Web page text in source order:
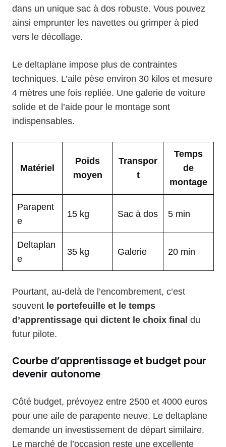
dans un unique sac à dos robuste. Vous pouvez
ainsi emprunter les navettes ou grimper à pied
vers le décollage.
Le deltaplane impose plus de contraintes
techniques. L’aile pèse environ 30 kilos et mesure
4 mètres une fois repliée. Une galerie de voiture
solide et de l’aide pour le montage sont
indispensables.
Matériel
Poids
moyen
Transpor
t
Temps
de
montage
Parapent
e
15 kg Sac à dos 5 min
Deltaplan
e
35 kg Galerie 20 min
Pourtant, au-delà de l’encombrement, c’est
souvent le portefeuille et le temps
d’apprentissage qui dictent le choix final du
futur pilote.
Courbe d’apprentissage et budget pour
devenir autonome
Côté budget, prévoyez entre 2500 et 4000 euros
pour une aile de parapente neuve. Le deltaplane
demande un investissement de départ similaire.
Le marché de l’occasion reste une excellente